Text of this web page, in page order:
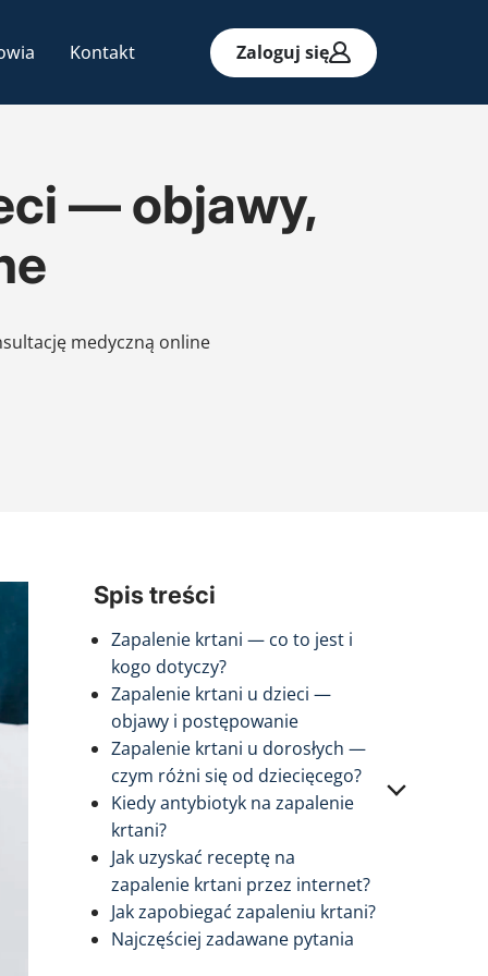
Kontakt Zaloguj się
— objawy,
medyczną online
Spis treści
Zapalenie krtani — co to jest i
kogo dotyczy?
Zapalenie krtani u dzieci —
objawy i postępowanie
Zapalenie krtani u dorosłych —
czym różni się od dziecięcego?
Kiedy antybiotyk na zapalenie
krtani?
Jak uzyskać receptę na
zapalenie krtani przez internet?
Jak zapobiegać zapaleniu krtani?
Najczęściej zadawane pytania